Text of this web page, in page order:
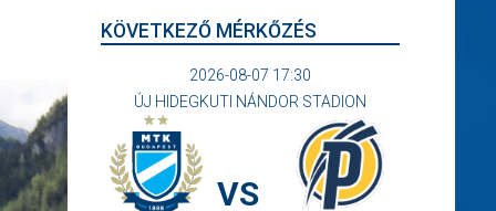
KÖVETKEZŐ MÉRKŐZÉS
2026-08-07 17:30
ÚJ HIDEGKUTI NÁNDOR STADION
VS